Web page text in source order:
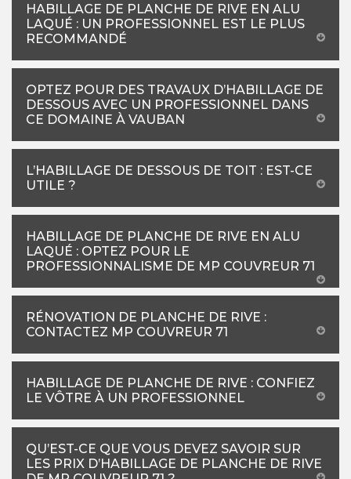
HABILLAGE DE PLANCHE DE RIVE EN ALU
LAQUÉ : UN PROFESSIONNEL EST LE PLUS
RECOMMANDÉ
OPTEZ POUR DES TRAVAUX D’HABILLAGE DE
DESSOUS AVEC UN PROFESSIONNEL DANS
CE DOMAINE À VAUBAN
L’HABILLAGE DE DESSOUS DE TOIT : EST-CE
UTILE ?
HABILLAGE DE PLANCHE DE RIVE EN ALU
LAQUÉ : OPTEZ POUR LE
PROFESSIONNALISME DE MP COUVREUR 71
RÉNOVATION DE PLANCHE DE RIVE :
CONTACTEZ MP COUVREUR 71
HABILLAGE DE PLANCHE DE RIVE : CONFIEZ
LE VÔTRE À UN PROFESSIONNEL
QU’EST-CE QUE VOUS DEVEZ SAVOIR SUR
LES PRIX D’HABILLAGE DE PLANCHE DE RIVE